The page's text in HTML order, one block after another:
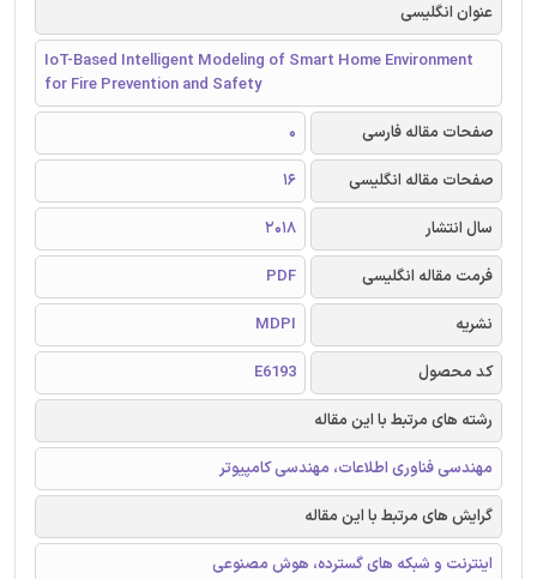
عنوان انگلیسی
IoT-Based Intelligent Modeling of Smart Home Environment
for Fire Prevention and Safety
صفحات مقاله فارسی
0
صفحات مقاله انگلیسی
16
سال انتشار
2018
فرمت مقاله انگلیسی
PDF
نشریه
MDPI
کد محصول
E6193
رشته های مرتبط با این مقاله
مهندسی فناوری اطلاعات، مهندسی کامپیوتر
گرایش های مرتبط با این مقاله
اینترنت و شبکه های گسترده، هوش مصنوعی